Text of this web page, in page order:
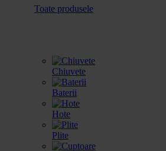
Toate produsele
Chiuvete
Baterii
Hote
Plite